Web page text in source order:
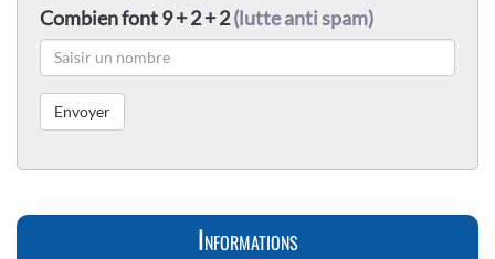
Combien font 9 + 2 + 2(lutte anti spam)
Informations